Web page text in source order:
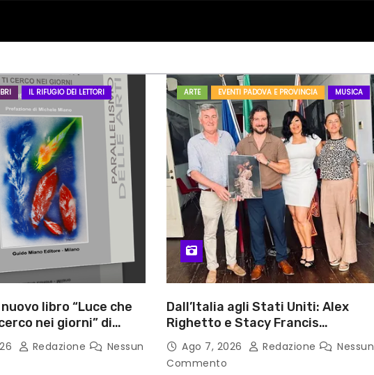
IL RIFUGIO DEI LETTORI
libro “Luce che
nei giorni” di
medico
Capua
Redazione
Nessun
ARTE EVENTI PADOVA E PROVINCIA MUSICA
Dall’Italia agli Stati Uniti: Alex
Righetto e Stacy Francis
uniscono arte, musica e
tecnologia in un nuovo progetto
internazionale”
Ago 7, 2026 Redazione
Nessun
Commento